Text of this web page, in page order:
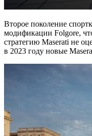
Второе поколение
модификации Folgore,
стратегию Maserati не
в 2023 году новые